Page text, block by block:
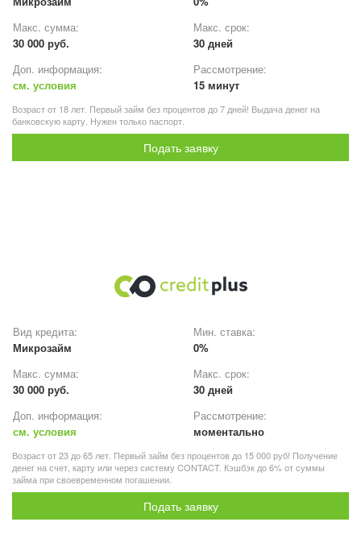
Макс. сумма:
30 000 руб.
Макс. срок:
30 дней
Доп. информация:
см. условия
Рассмотрение:
15 минут
Возраст от 18 лет. Первый займ без процентов до 7 дней! Выдача денег на
банковскую карту. Нужен только паспорт.
Подать заявку
Вид кредита:
Микрозайм
Мин. ставка:
0%
Макс. сумма:
30 000 руб.
Макс. срок:
30 дней
Доп. информация:
см. условия
Рассмотрение:
моментально
Возраст от 23 до 65 лет. Первый займ без процентов до 15 000 руб! Получение
денег на счет, карту или через систему CONTACT. Кэшбэк до 6% от суммы
займа при своевременном погашении.
Подать заявку